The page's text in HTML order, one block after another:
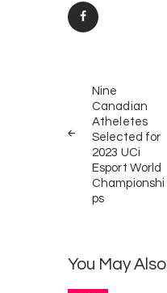
navigation
POST
Nine
Canadian
Atheletes
Selected for
2023 UCi
Esport World
Championshi
ps
You May